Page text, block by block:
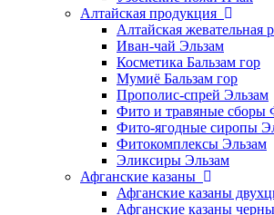
Алтайская продукция
Алтайская жевательная
Иван-чай Эльзам
Косметика Бальзам гор
Мумиё Бальзам гор
Прополис-спрей Эльзам
Фито и травяные сборы
Фито-ягодные сиропы
Фитокомплексы Эльзам
Эликсиры Эльзам
Афганские казаны
Афганские казаны
Афганские казаны